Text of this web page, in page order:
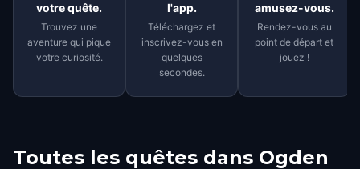
votre quête.
Trouvez une
aventure qui pique
votre curiosité.
l'app.
Téléchargez et
inscrivez-vous en
quelques
secondes.
amusez-vous.
Rendez-vous au
point de départ et
jouez !
Toutes les quêtes dans Ogden